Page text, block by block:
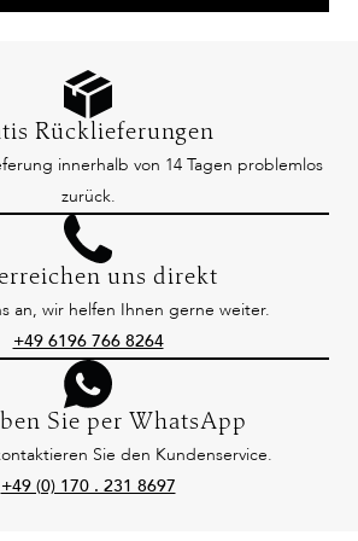
Rücklieferungen
innerhalb von 14 Tagen problemlos
zurück.
uns direkt
an, wir helfen Ihnen gerne weiter.
+49 6196 766 8264
Sie per WhatsApp
Sie den Kundenservice.
+49 (0) 170 . 231 8697